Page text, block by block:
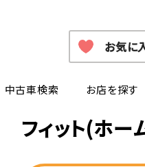
中古車検索 お店を探す
お気に
フィット(ホ